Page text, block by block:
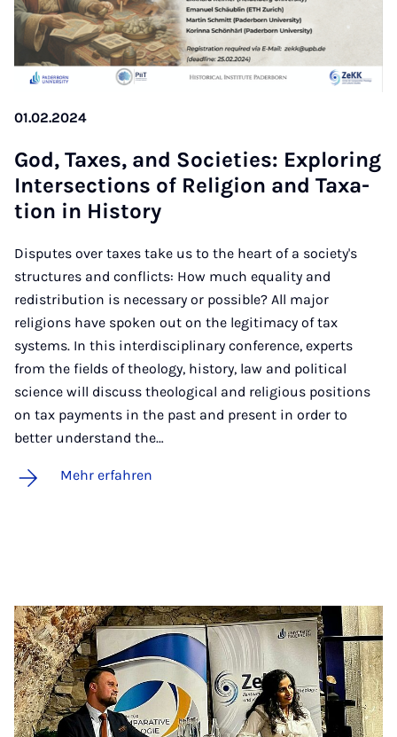
01.02.2024
God, Ta­xes, and So­ci­e­ties: Ex­plo­ring
In­ter­sec­ti­ons of Re­li­gi­on and Ta­xa­
ti­on in His­to­ry
Disputes over taxes take us to the heart of a society's
structures and conflicts: How much equality and
redistribution is necessary or possible? All major
religions have spoken out on the legitimacy of tax
systems. In this interdisciplinary conference, experts
from the fields of theology, history, law and political
science will discuss theological and religious positions
on tax payments in the past and present in order to
better understand the…
Mehr erfahren